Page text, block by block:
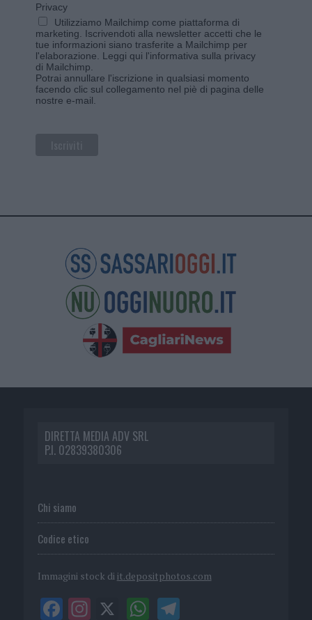
Privacy
Utilizziamo Mailchimp come piattaforma di
marketing. Iscrivendoti alla newsletter accetti che le
tue informazioni siano trasferite a Mailchimp per
l'elaborazione. Leggi qui l'informativa sulla privacy
di Mailchimp
Potrai annullare l'iscrizione in qualsiasi momento
facendo clic sul collegamento nel piè di pagina delle
nostre e-mail.
DIRETTA MEDIA ADV SRL
P.I. 02839380306
Chi siamo
Codice etico
Immagini stock di it.depositphotos.com